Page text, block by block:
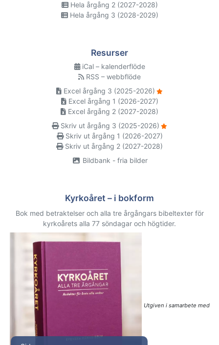
Hela årgång 2 (2027-2028)
Hela årgång 3 (2028-2029)
Resurser
iCal – kalenderflöde
RSS – webbflöde
Excel årgång 3 (2025-2026)
Excel årgång 1 (2026-2027)
Excel årgång 2 (2027-2028)
Skriv ut årgång 3 (2025-2026)
Skriv ut årgång 1 (2026-2027)
Skriv ut årgång 2 (2027-2028)
Bildbank - fria bilder
Kyrkoåret – i bokform
Bok med betraktelser och alla tre årgångars bibeltexter för
kyrkoårets alla 77 söndagar och högtider.
Utgiven i samarbete med